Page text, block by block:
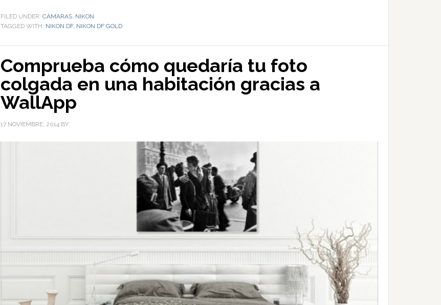
FILED UNDER: CÁMARAS, NIKON
TAGGED WITH: NIKON DF, NIKON DF GOLD
Comprueba cómo quedaría tu foto
colgada en una habitación gracias a
WallApp
17 NOVIEMBRE, 2014 BY